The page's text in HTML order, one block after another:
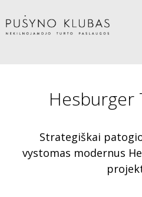
Hesburger
Strategiškai
vystomas modernus